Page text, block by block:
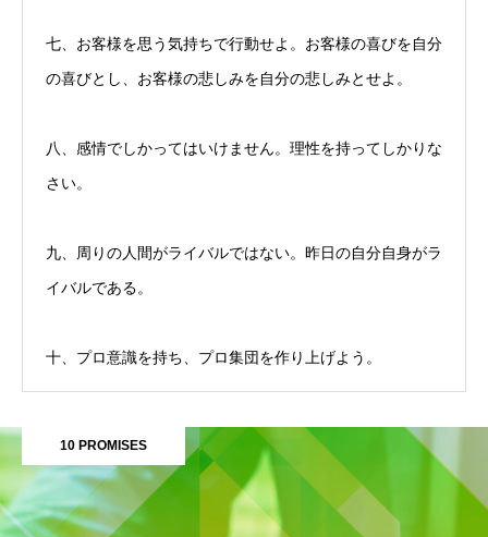
七、お客様を思う気持ちで行動せよ。お客様の喜びを自分
の喜びとし、お客様の悲しみを自分の悲しみとせよ。
八、感情でしかってはいけません。理性を持ってしかりな
さい。
九、周りの人間がライバルではない。昨日の自分自身がラ
イバルである。
十、プロ意識を持ち、プロ集団を作り上げよう。
10 PROMISES